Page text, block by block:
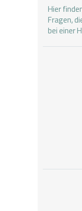
Hier
Fragen,
bei einer